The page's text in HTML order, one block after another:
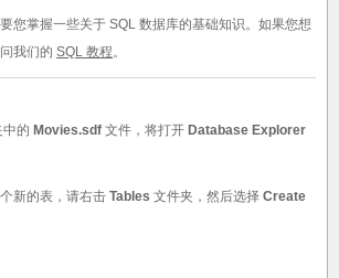
您掌握一些关于 SQL 数据库的基础知识。如果您想
我们的 SQL 教程。
中的 Movies.sdf 文件，将打开 Database Explorer
新的表，请右击 Tables 文件夹，然后选择 Create